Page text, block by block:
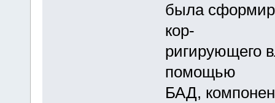
была
кор-
ригирующего
помощью
БАД,